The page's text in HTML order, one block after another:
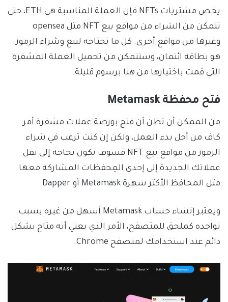
يخص مشتريات NFTs فإن العملة المناسبة هي ETH، حتى
تتمكن من الشراء من مواقع بيع NFT مثل opensea
وغيرها من مواقع أخرى. كل ما تحتاجه لبيع وشراء الرموز
هو بطاقة ائتمان، وستتمكن من تحميل العملة المشفرة
التي قمت باختيارها من هنا برسوم قليلة.
فتح محفظة Metamask
من الممكن أن تظن أن فتح بورصة عملات مشفرة أمر
كاف من أجل بدء العمل، ولكن إن كنت ترغب في شراء
الرموز من مواقع بيع NFT فسوف تكون بحاجة إلى نقل
عملاتك الجديدة إلى إحدى المِحفظات المشاركة معها
مثل المحافظ الأكثر شهرة Metamask أو Dapper.
ويعتبر إنشاء حساب Metamask أسهل من غيره بسبب
تواجده كملحق للمتصفح، الأمر الذي يعني أنه متاح بشكل
دائم عند استخدامك لمتصفح Chrome.